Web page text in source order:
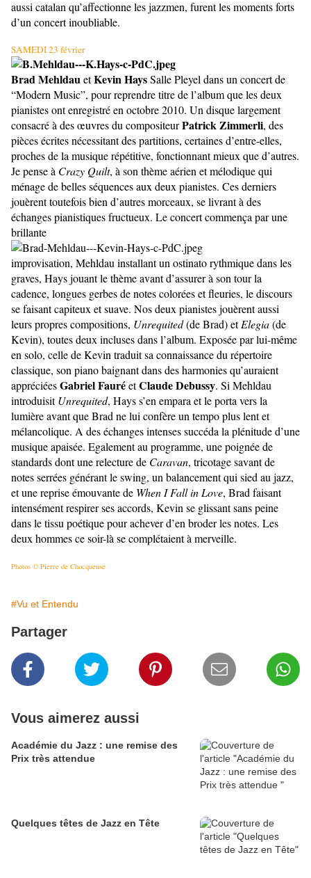
aussi catalan qu’affectionne les jazzmen, furent les moments forts
d’un concert inoubliable.
SAMEDI 23 février
Brad MehldauetKevin HaysSalle Pleyel dans un concert de
“Modern Music”, pour reprendre titre de l’album que les deux
pianistes ont enregistré en octobre 2010. Un disque largement
consacré à des œuvres du compositeurPatrick Zimmerli, des
pièces écrites nécessitant des partitions, certaines d’entre-elles,
proches de la musique répétitive, fonctionnant mieux que d’autres.
Je pense à Crazy Quilt, à son thème aérien et mélodique qui
ménage de belles séquences aux deux pianistes. Ces derniers
jouèrent toutefois bien d’autres morceaux, se livrant à des
échanges pianistiques fructueux. Le concert commença par une
brillante
improvisation, Mehldau installant un ostinato rythmique dans les
graves, Hays jouant le thème avant d’assurer à son tour la
cadence, longues gerbes de notes colorées et fleuries, le discours
se faisant capiteux et suave. Nos deux pianistes jouèrent aussi
leurs propres compositions, Unrequited(de Brad) etElegia(de
Kevin), toutes deux incluses dans l’album. Exposée par lui-même
en solo, celle de Kevin traduit sa connaissance du répertoire
classique, son piano baignant dans des harmonies qu’auraient
appréciéesGabriel FauréetClaude Debussy. Si Mehldau
introduisitUnrequited, Hays s’en empara et le porta vers la
lumière avant que Brad ne lui confère un tempo plus lent et
mélancolique. A des échanges intenses succéda la plénitude d’une
musique apaisée. Egalement au programme, une poignée de
standards dont une relecture de Caravan, tricotage savant de
notes serrées générant le swing, un balancement qui sied au jazz,
et une reprise émouvante de When I Fall in Love, Brad faisant
intensément respirer ses accords, Kevin se glissant sans peine
dans le tissu poétique pour achever d’en broder les notes. Les
deux hommes ce soir-là se complétaient à merveille.
Photos © Pierre de Chocqueuse
#Vu et Entendu
Partager
Vous aimerez aussi
Académie du Jazz : une remise des
Prix très attendue
Quelques têtes de Jazz en Tête